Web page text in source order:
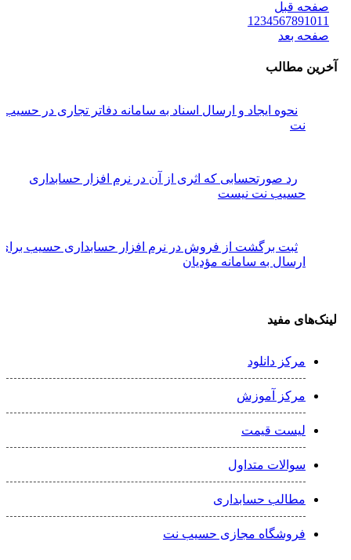
صفحه قبل
1 234567891011
صفحه بعد
آخرین مطالب
نحوه ایجاد و ارسال اسناد به سامانه دفاتر تجاری در حسیب
نت
رد صورتحسابی که اثری از آن در نرم افزار حسابداری
حسیب نت نیست
ثبت برگشت از فروش در نرم افزار حسابداری حسیب برای
ارسال به سامانه مؤدیان
لینک‌های مفید
مرکز دانلود
مرکز آموزش
لیست قیمت
سوالات متداول
مطالب حسابداری
فروشگاه مجازی حسیب نت